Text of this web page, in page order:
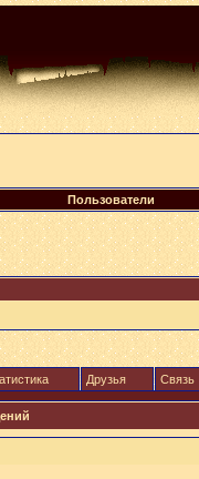
Пользователи
Друзья Связь